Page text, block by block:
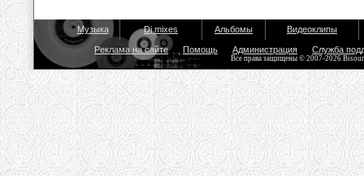
Музыка Dj mixes Альбомы Видеоклипы
Реклама на сайте Помощь Администрация Служба
Все права защищены © 2007-2026